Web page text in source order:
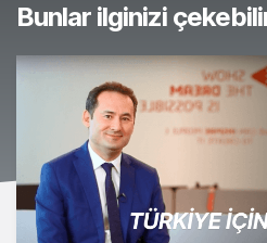
Bunlar ilginizi